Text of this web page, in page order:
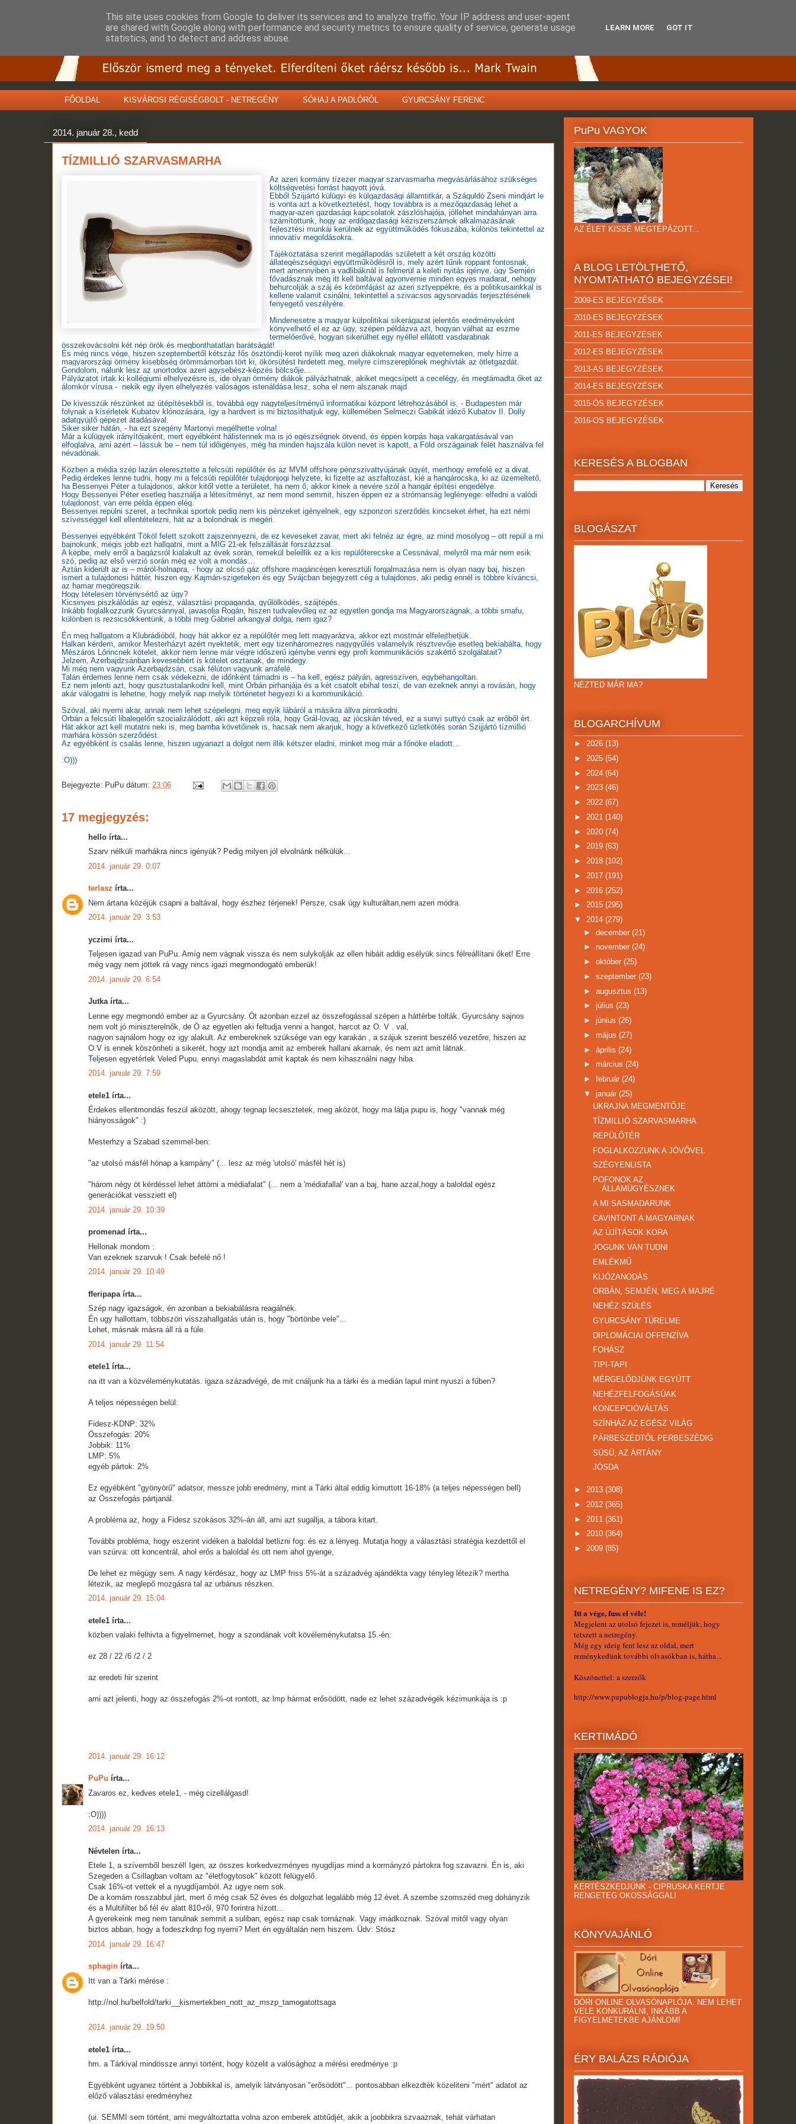
FŐOLDAL KISVÁROSI RÉGISÉGBOLT - NETREGÉNY SÓHAJ A PADLÓRÓL GYURCSÁNY FERENC
2014. január 28., kedd
TÍZMILLIÓ SZARVASMARHA
Az azeri kormány tízezer magyar szarvasmarha megvásárlásához szükséges
költségvetési forrást hagyott jóvá.
Ebből Szijjártó külügyi és külgazdasági államtitkár, a Száguldó Zseni mindjárt le
is vonta azt a következtetést, hogy továbbra is a mezőgazdaság lehet a
magyar-azeri gazdasági kapcsolatok zászlóshajója, jóllehet mindahányan arra
számítottunk, hogy az erdőgazdasági kéziszerszámok alkalmazásának
fejlesztési munkái kerülnek az együttműködés fókuszába, különös tekintettel az
innovatív megoldásokra.
Tájékoztatása szerint megállapodás született a két ország közötti
állategészségügyi együttműködésről is, mely azért tűnik roppant fontosnak,
mert amennyiben a vadlibáknál is felmerül a keleti nyitás igénye, úgy Semjén
fővadásznak még itt kell baltával agyonvernie minden egyes madarat, nehogy
behurcolják a száj és körömfájást az azeri sztyeppékre, és a politikusainkkal is
kellene valamit csinálni, tekintettel a szivacsos agysorvadás terjesztésének
fenyegető veszélyére.
Mindenesetre a magyar külpolitikai sikerágazat jelentős eredményeként
könyvelhető el ez az ügy, szépen példázva azt, hogyan válhat az eszme
termelőerővé, hogyan sikerülhet egy nyéllel ellátott vasdarabnak
összekovácsolni két nép örök és megbonthatatlan barátságát!
És még nincs vége, hiszen szeptembertől kétszáz fős ösztöndíj-keret nyílik meg azeri diákoknak magyar egyetemeken, mely hírre a
magyarországi örmény kisebbség örömmámorban tört ki, ökörsütést hirdetett meg, melyre címszereplőnek meghívták az ötletgazdát.
Gondolom, nálunk lesz az unortodox azeri agysebész-képzés bölcsője...
Pályázatot írtak ki kollégiumi elhelyezésre is, ide olyan örmény diákok pályázhatnak, akiket megcsípett a cecelégy, és megtámadta őket az
álomkór vírusa - nekik egy ilyen elhelyezés valóságos istenáldása lesz, soha el nem alszanak majd.
De kivesszük részünket az útépítésekből is, továbbá egy nagyteljesítményű informatikai központ létrehozásából is, - Budapesten már
folynak a kísérletek Kubatov klónozására, így a hardvert is mi biztosíthatjuk egy, küllemében Selmeczi Gabikát idéző Kubatov II. Dolly
adatgyüjtő gépezet átadásával.
Siker siker hátán, - ha ezt szegény Martonyi megélhette volna!
Már a külügyek irányítójaként, mert egyébként hálistennek ma is jó egészségnek örvend, és éppen korpás haja vakargatásával van
elfoglalva, ami azért – lássuk be – nem túl időigényes, még ha minden hajszála külön nevet is kapott, a Föld országainak felét használva fel
névadónak.
Közben a média szép lazán eleresztette a felcsúti repülőtér és az MVM offshore pénzszivattyújának ügyét, merthogy errefelé ez a divat.
Pedig érdekes lenne tudni, hogy mi a felcsúti repülőtér tulajdonjogi helyzete, ki fizette az aszfaltozást, kié a hangárocska, ki az üzemeltető,
ha Bessenyei Péter a tulajdonos, akkor kitől vette a területet, ha nem ő, akkor kinek a nevére szól a hangár építési engedélye.
Hogy Bessenyei Péter esetleg használja a létesítményt, az nem mond semmit, hiszen éppen ez a strómanság leglényege: elfedni a valódi
tulajdonost, van erre példa éppen elég.
Bessenyei repülni szeret, a technikai sportok pedig nem kis pénzeket igényelnek, egy szponzori szerződés kincseket érhet, ha ezt némi
szívességgel kell ellentételezni, hát az a bolondnak is megéri.
Bessenyei egyébként Tököl felett szokott zajszennyezni, de ez keveseket zavar, mert aki felnéz az égre, az mind mosolyog – ott repül a mi
bajnokunk, mégis jobb ezt hallgatni, mint a MIG 21-ek felszállását forszázzsal.
A képbe, mely erről a bagázsról kialakult az évek során, remekül beleillik ez a kis repülőterecske a Cessnával, melyről ma már nem esik
szó, pedig az első verzió során még ez volt a mondás…
Aztán kiderült az is – máról-holnapra, - hogy az olcsó gáz offshore magáncégen keresztüli forgalmazása nem is olyan nagy baj, hiszen
ismert a tulajdonosi háttér, hiszen egy Kajmán-szigeteken és egy Svájcban bejegyzett cég a tulajdonos, aki pedig ennél is többre kíváncsi,
az hamar megöregszik.
Hogy tételesen törvénysértő az ügy?
Kicsinyes piszkálódás az egész, választási propaganda, gyűlölködés, szájtépés.
Inkább foglalkozzunk Gyurcsánnyal, javasolja Rogán, hiszen tudvalevőleg ez az egyetlen gondja ma Magyarországnak, a többi smafu,
különben is rezsicsökkentünk, a többi meg Gábriel arkangyal dolga, nem igaz?
Én meg hallgatom a Klubrádióból, hogy hát akkor ez a repülőtér meg lett magyarázva, akkor ezt mostmár elfelejthetjük.
Halkan kérdem, amikor Mesterházyt azért nyektetik, mert egy tizenháromezres nagygyűlés valamelyik résztvevője esetleg bekiabálta, hogy
Mészáros Lőrincnek kötelet, akkor nem lenne már végre időszerű igénybe venni egy profi kommunikációs szakértő szolgálatait?
Jelzem, Azerbajdzsánban kevesebbért is kötelet osztanak, de mindegy.
Mi még nem vagyunk Azerbajdzsán, csak félúton vagyunk arrafelé.
Talán érdemes lenne nem csak védekezni, de időnként támadni is – ha kell, egész pályán, agresszíven, egybehangoltan.
Ez nem jelenti azt, hogy gusztustalankodni kell, mint Orbán pirhanjája és a két csatolt ebihal teszi, de van ezeknek annyi a rovásán, hogy
akár válogatni is lehetne, hogy melyik nap melyik történetet hegyezi ki a kommunikáció.
Szóval, aki nyerni akar, annak nem lehet szépelegni, meg egyik lábáról a másikra állva pironkodni.
Orbán a felcsúti libalegelőn szocializálódott, aki azt képzeli róla, hogy Grál-lovag, az jócskán téved, ez a sunyi suttyó csak az erőből ért.
Hát akkor azt kell mutatni neki is, meg bamba követőinek is, hacsak nem akarjuk, hogy a következő üzletkötés során Szijjártó tízmillió
marhára kössön szerződést.
Az egyébként is csalás lenne, hiszen ugyanazt a dolgot nem illik kétszer eladni, minket meg már a főnöke eladott…
:O)))
Bejegyezte: PuPu dátum: 23:06
17 megjegyzés:
hello írta...
Szarv nélküli marhákra nincs igényük? Pedig milyen jól elvolnánk nélkülük...
2014. január 29. 0:07
terlasz írta...
Nem ártana közéjük csapni a baltával, hogy észhez térjenek! Persze, csak úgy kulturáltan,nem azeri módra.
2014. január 29. 3:53
yczimi írta...
Teljesen igazad van PuPu. Amíg nem vágnak vissza és nem sulykolják az ellen hibáit addig esélyük sincs félreállítani őket! Erre
még vagy nem jöttek rá vagy nincs igazi megmondogató emberük!
2014. január 29. 6:54
Jutka írta...
Lenne egy megmondó ember az a Gyurcsány. Öt azonban ezzel az összefogással szépen a háttérbe tolták. Gyurcsány sajnos
nem volt jó miniszterelnők, de Ö az egyetlen aki feltudja venni a hangot, harcot az O. V . val,
nagyon sajnálom hogy ez igy alakult. Az embereknek szüksége van egy karakán , a szájuk szerint beszélő vezetőre, hiszen az
O.V is ennek köszönheti a sikerét, hogy azt mondja amit az emberek hallani akarnak, és nem azt amit látnak.
Teljesen egyetértek Veled Pupu, ennyi magaslabdát amit kaptak és nem kihasználni nagy hiba.
2014. január 29. 7:59
etele1 írta...
Érdekes ellentmondás feszül aközött, ahogy tegnap lecsesztetek, meg aközöt, hogy ma látja pupu is, hogy "vannak még
hiányosságok" :)
Mesterhzy a Szabad szemmel-ben:
"az utolsó másfél hónap a kampány" (... lesz az még 'utolsó' másfél hét is)
"három négy öt kérdéssel lehet áttörni a médiafalat" (... nem a 'médiafallal' van a baj, hane azzal,hogy a baloldal egész
generációkat vessziett el)
2014. január 29. 10:39
promenad írta...
Hellonak mondom :
Van ezeknek szarvuk ! Csak befelé nő !
2014. január 29. 10:49
fferipapa írta...
Szép nagy igazságok, én azonban a bekiabálásra reagálnék.
Én ugy hallottam, többszöri visszahallgatás után is, hogy "börtönbe vele"...
Lehet, másnak másra áll rá a füle.
2014. január 29. 11:54
etele1 írta...
na itt van a közvéleménykutatás. igaza századvégé, de mit cnáljunk ha a tárki és a medián lapul mint nyuszi a fűben?
A teljes népességen belül:
Fidesz-KDNP: 32%
Összefogás: 20%
Jobbik: 11%
LMP: 5%
egyéb pártok: 2%
Ez egyébként "gyönyörű" adatsor, messze jobb eredmény, mint a Tárki által eddig kimuttott 16-18% (a teljes népességen bell)
az Összefogás pártjanál.
A probléma az, hogy a Fidesz szokásos 32%-án áll, ami azt sugallja, a tábora kitart.
További probléma, hogy eszerint vidéken a baloldal betlizni fog: és ez a lényeg. Mutatja hogy a választási stratégia kezdettől el
van szúrva: ott koncentrál, ahol erős a baloldal és ott nem ahol gyenge,
De lehet ez mégúgy sem. A nagy kérdésaz, hogy az LMP friss 5%-át a századvég ajándékta vagy tényleg létezik? mertha
létezik, az meglepő mozgásra tal az urbánus részken.
2014. január 29. 15:04
etele1 írta...
közben valaki felhivta a figyelmemet, hogy a szondának volt kövéleménykutatsa 15.-én:
ez 28 / 22 /6 /2 / 2
az eredeti hir szerint
ami azt jelenti, hogy az összefogás 2%-ot rontott, az lmp hármat erősödött, nade ez lehet századvégék kézimunkája is :p
2014. január 29. 16:12
PuPu írta...
Zavaros ez, kedves etele1, - még cizellálgasd!
:O))))
2014. január 29. 16:13
Névtelen írta...
Etele 1, a szívemből beszél! Igen, az összes korkedvezményes nyugdíjas mind a kormányzó pártokra fog szavazni. Én is, aki
Szegeden a Csillagban voltam az "életfogytosok" között felügyelő.
Csak 16%-ot vettek el a nyugdíjamból. Az ugye nem sok.
De a komám rosszabbul járt, mert ő még csak 52 éves és dolgozhat legalább még 12 évet. A szembe szomszéd meg dohányzik
és a Multifilter bő fél év alatt 810-ről, 970 forintra hízott...
A gyerekeink meg nem tanulnak semmit a suliban, egész nap csak tornáznak. Vagy imádkoznak. Szóval mitől vagy olyan
biztos abban, hogy a fodeszkdnp fog nyerni? Mert én egyáltalán nem hiszem. Üdv: Stósz
2014. január 29. 16:47
sphagin írta...
Itt van a Tárki mérése :
http://nol.hu/belfold/tarki__kismertekben_nott_az_mszp_tamogatottsaga
2014. január 29. 19:50
etele1 írta...
hm. a Tárkival mindössze annyi történt, hogy közelit a valósághoz a mérési eredménye :p
Egyébként ugyanez történt a Jobbikkal is, amelyik látványosan "erősödött"... pontosabban elkezdték közeliteni "mért" adatot az
előző választási eredményhez
(ui. SEMMI sem történt, ami megváltoztatta volna azon emberek attitűdjét, akik a joobbikra szvaaznak, tehát várhatan
PuPu VAGYOK
AZ ÉLET KISSÉ MEGTÉPÁZOTT...
A BLOG LETÖLTHETŐ,
NYOMTATHATÓ BEJEGYZÉSEI!
2009-ES BEJEGYZÉSEK
2010-ES BEJEGYZÉSEK
2011-ES BEJEGYZÉSEK
2012-ES BEJEGYZÉSEK
2013-AS BEJEGYZÉSEK
2014-ES BEJEGYZÉSEK
2015-ÖS BEJEGYZÉSEK
2016-OS BEJEGYZÉSEK
KERESÉS A BLOGBAN
BLOGÁSZAT
NÉZTED MÁR MA?
BLOGARCHÍVUM
► 2026 (13)
► 2025 (54)
► 2024 (64)
► 2023 (46)
► 2022 (67)
► 2021 (140)
► 2020 (74)
► 2019 (63)
► 2018 (102)
► 2017 (191)
► 2016 (252)
► 2015 (295)
▼ 2014 (279)
► december (21)
► november (24)
► október (25)
► szeptember (23)
► augusztus (13)
► július (23)
► június (26)
► május (27)
► április (24)
► március (24)
► február (24)
▼ január (25)
UKRAJNA MEGMENTŐJE
TÍZMILLIÓ SZARVASMARHA
REPÜLŐTÉR
FOGLALKOZZUNK A JÖVŐVEL
SZÉGYENLISTA
POFONOK AZ
ÁLLAMÜGYÉSZNEK
A MI SASMADARUNK
CAVINTONT A MAGYARNAK
AZ ÚJÍTÁSOK KORA
JOGUNK VAN TUDNI
EMLÉKMŰ
KIJÓZANODÁS
ORBÁN, SEMJÉN, MEG A MAJRÉ
NEHÉZ SZÜLÉS
GYURCSÁNY TÜRELME
DIPLOMÁCIAI OFFENZÍVA
FOHÁSZ
TIPI-TAPI
MÉRGELŐDJÜNK EGYÜTT
NEHÉZFELFOGÁSÚAK
KONCEPCIÓVÁLTÁS
SZÍNHÁZ AZ EGÉSZ VILÁG
PÁRBESZÉDTŐL PERBESZÉDIG
SÜSÜ, AZ ÁRTÁNY
JÓSDA
► 2013 (308)
► 2012 (365)
► 2011 (361)
► 2010 (364)
► 2009 (85)
NETREGÉNY? MIFENE IS EZ?
Itt a vége, fuss el véle!
Megjelent az utolsó fejezet is, reméljük, hogy
tetszett a netregény.
Még egy ideig fent lesz az oldal, mert
reménykedünk további olvasókban is, hátha...
Köszönettel: a szerzők
http://www.pupublogja.hu/p/blog-page.html
KERTIMÁDÓ
KERTÉSZKEDJÜNK - CIPRUSKA KERTJE
RENGETEG OKOSSÁGGAL!
KÖNYVAJÁNLÓ
DÓRI ONLINE OLVASÓNAPLÓJA. NEM LEHET
VELE KONKURÁLNI, INKÁBB A
FIGYELMETEKBE AJÁNLOM!
ÉRY BALÁZS RÁDIÓJA
This site uses cookies from Google to deliver its services and to analyze traffic. Your IP address and user-agent
are shared with Google along with performance and security metrics to ensure quality of service, generate usage
statistics, and to detect and address abuse.
LEARN MORE GOT IT